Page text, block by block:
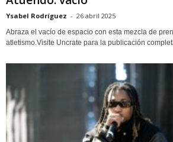
Ysabel Rodríguez - 26 abril 2025
Abraza el vacío de espacio con esta mezcla de
atletismo.Visite Uncrate para la publicación